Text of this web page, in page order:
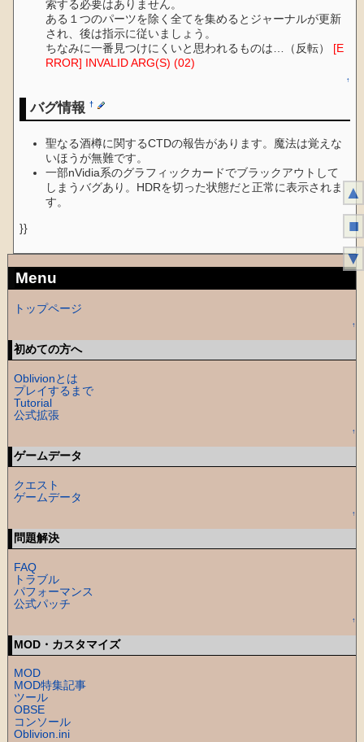
索する必要はありません。
ある１つのパーツを除く全てを集めるとジャーナルが更新
され、後は指示に従いましょう。
ちなみに一番見つけにくいと思われるものは…（反転） [E
RROR] INVALID ARG(S) (02)
↑
バグ情報†
聖なる酒樽に関するCTDの報告があります。魔法は覚えな
いほうが無難です。
一部nVidia系のグラフィックカードでブラックアウトして
しまうバグあり。HDRを切った状態だと正常に表示されま
す。
}}
Menu
トップページ
↑
初めての方へ
Oblivionとは
プレイするまで
Tutorial
公式拡張
↑
ゲームデータ
クエスト
ゲームデータ
↑
問題解決
FAQ
トラブル
パフォーマンス
公式パッチ
↑
MOD・カスタマイズ
MOD
MOD特集記事
ツール
OBSE
コンソール
Oblivion.ini
▲
■
▼